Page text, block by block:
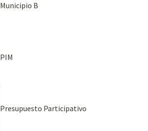
Municipio B
PIM
Presupuesto Participativo